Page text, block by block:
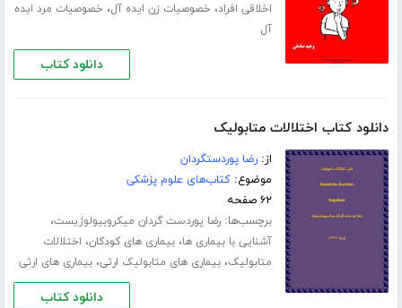
اخلاقی افراد، خصوصیات زن ایده آل، خصوصیات مرد ایده
آل
دانلود کتاب
دانلود کتاب اختلالات متابولیک
از:رضا پوردستگردان
موضوع:کتاب‌های علوم پزشکی
۶۲ صفحه
برچسب‌ها:رضا پوردست گردان میکروبیولوژیست،
آشنایی با بیماری ها،بیماری های کودکان، اختلالات
متابولیک،بیماری های متابولیک ارثی،بیماری های ارثی
دانلود کتاب